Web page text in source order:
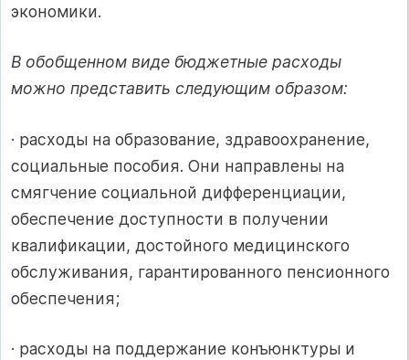
экономики.
В обобщенном виде бюджетные расходы
можно представить следующим образом:
· расходы на образование, здравоохранение,
социальные пособия. Они направлены на
смягчение социальной дифференциации,
обеспечение доступности в получении
квалификации, достойного медицинского
обслуживания, гарантированного пенсионного
обеспечения;
· расходы на поддержание конъюнктуры и